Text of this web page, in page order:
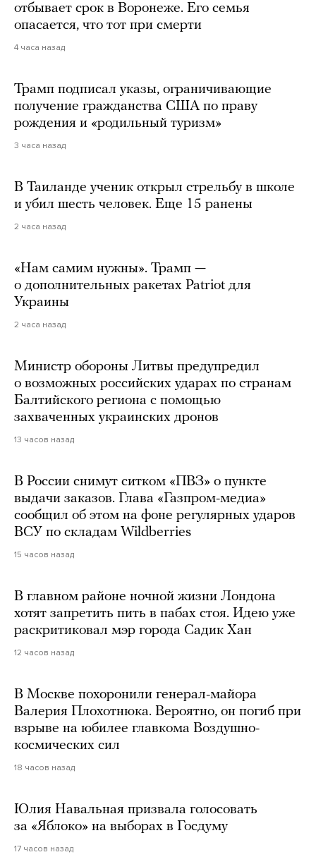
отбывает срок в Воронеже. Его семья
опасается, что тот при смерти
4 часа назад
Трамп подписал указы, ограничивающие
получение гражданства США по праву
рождения и «родильный туризм»
3 часа назад
В Таиланде ученик открыл стрельбу в школе
и убил шесть человек. Еще 15 ранены
2 часа назад
«Нам самим нужны». Трамп —
о дополнительных ракетах Patriot для
Украины
2 часа назад
Министр обороны Литвы предупредил
о возможных российских ударах по странам
Балтийского региона с помощью
захваченных украинских дронов
13 часов назад
В России снимут ситком «ПВЗ» о пункте
выдачи заказов. Глава «Газпром-медиа»
сообщил об этом на фоне регулярных ударов
ВСУ по складам Wildberries
15 часов назад
В главном районе ночной жизни Лондона
хотят запретить пить в пабах стоя. Идею уже
раскритиковал мэр города Садик Хан
12 часов назад
В Москве похоронили генерал-майора
Валерия Плохотнюка. Вероятно, он погиб при
взрыве на юбилее главкома Воздушно-
космических сил
18 часов назад
Юлия Навальная призвала голосовать
за «Яблоко» на выборах в Госдуму
17 часов назад